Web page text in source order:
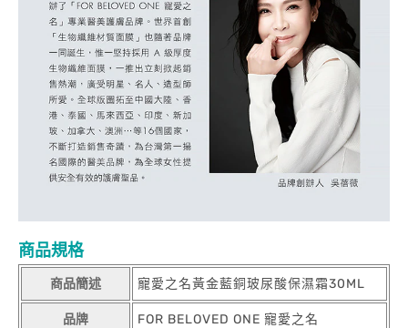
商品規格
商品簡述 寵愛之名黃金藍銅玻尿酸保濕霜30ML
品牌 FOR BELOVED ONE 寵愛之名